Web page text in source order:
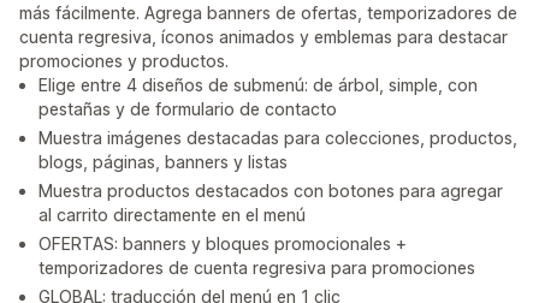
más fácilmente. Agrega banners de ofertas, temporizadores de
cuenta regresiva, íconos animados y emblemas para destacar
promociones y productos.
Elige entre 4 diseños de submenú: de árbol, simple, con
pestañas y de formulario de contacto
Muestra imágenes destacadas para colecciones, productos,
blogs, páginas, banners y listas
Muestra productos destacados con botones para agregar
al carrito directamente en el menú
OFERTAS: banners y bloques promocionales +
temporizadores de cuenta regresiva para promociones
GLOBAL: traducción del menú en 1 clic